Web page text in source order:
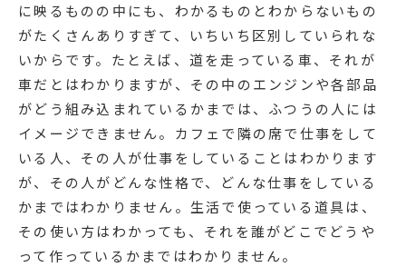
に映るものの中にも、わかるものとわからないもの
がたくさんありすぎて、いちいち区別していられな
いからです。たとえば、道を走っている車、それが
車だとはわかりますが、その中のエンジンや各部品
がどう組み込まれているかまでは、ふつうの人には
イメージできません。カフェで隣の席で仕事をして
いる人、その人が仕事をしていることはわかります
が、その人がどんな性格で、どんな仕事をしている
かまではわかりません。生活で使っている道具は、
その使い方はわかっても、それを誰がどこでどうや
って作っているかまではわかりません。